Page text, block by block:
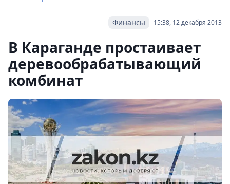
15:38, 12 декабря 2013
Финансы
В Караганде простаивает
деревообрабатывающий
комбинат